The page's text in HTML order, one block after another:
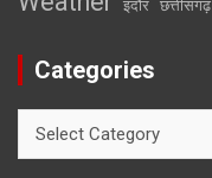
इंदौर छत्तीसगढ़
Categories